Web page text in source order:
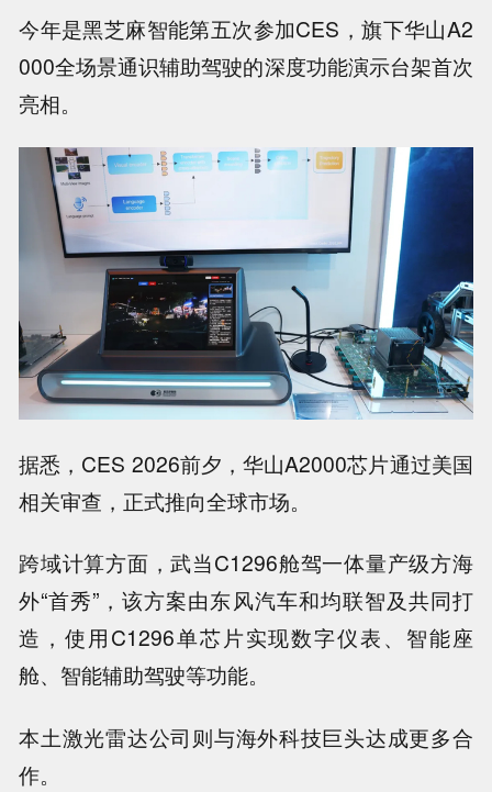
今年是黑芝麻智能第五次参加CES，旗下华山A2
000全场景通识辅助驾驶的深度功能演示台架首次
亮相。
据悉，CES 2026前夕，华山A2000芯片通过美国
相关审查，正式推向全球市场。
跨域计算方面，武当C1296舱驾一体量产级方海
外“首秀”，该方案由东风汽车和均联智及共同打
造，使用C1296单芯片实现数字仪表、智能座
舱、智能辅助驾驶等功能。
本土激光雷达公司则与海外科技巨头达成更多合
作。